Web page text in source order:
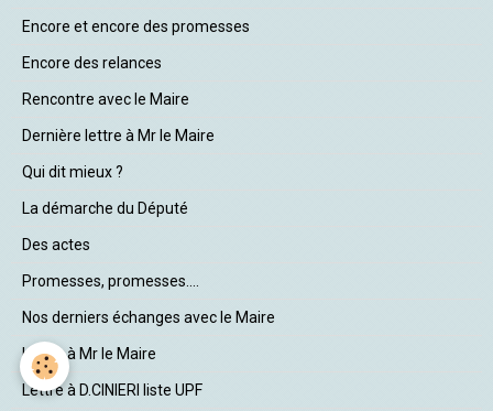
Encore et encore des promesses
Encore des relances
Rencontre avec le Maire
Dernière lettre à Mr le Maire
Qui dit mieux ?
La démarche du Député
Des actes
Promesses, promesses....
Nos derniers échanges avec le Maire
Lettre à Mr le Maire
Lettre à D.CINIERI liste UPF